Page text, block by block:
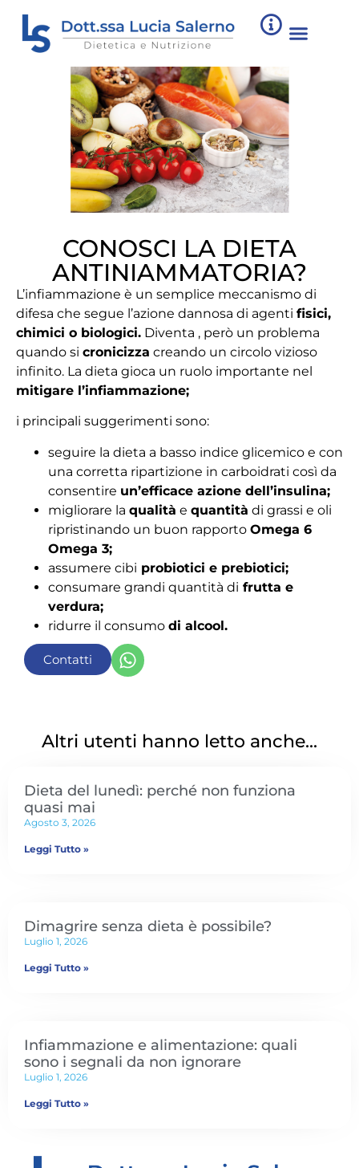
CONOSCI LA DIETA
ANTINIAMMATORIA?
L’infiammazione è un semplice meccanismo di
difesa che segue l’azione dannosa di agenti fisici,
chimici o biologici. Diventa , però un problema
quando si cronicizza creando un circolo vizioso
infinito. La dieta gioca un ruolo importante nel
mitigare l’infiammazione;
i principali suggerimenti sono:
seguire la dieta a basso indice glicemico e con
una corretta ripartizione in carboidrati così da
consentire un’efficace azione dell’insulina;
migliorare la qualità e quantità di grassi e oli
ripristinando un buon rapporto Omega 6
Omega 3;
assumere cibi probiotici e prebiotici;
consumare grandi quantità di frutta e
verdura;
ridurre il consumo di alcool.
Contatti
Altri utenti hanno letto anche...
Dieta del lunedì: perché non funziona
quasi mai
Agosto 3, 2026
Leggi Tutto »
Dimagrire senza dieta è possibile?
Luglio 1, 2026
Leggi Tutto »
Infiammazione e alimentazione: quali
sono i segnali da non ignorare
Luglio 1, 2026
Leggi Tutto »